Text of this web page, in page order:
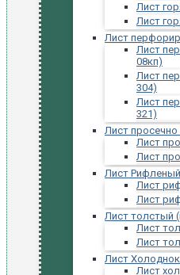
Лист
Лист
Лист
Лист
08кп)
Лист
304)
Лист
321)
Лист
Лист
Лист
Лист Рифленый
Лист
Лист
Лист толстый
Лист
Лист
Лист
Лист